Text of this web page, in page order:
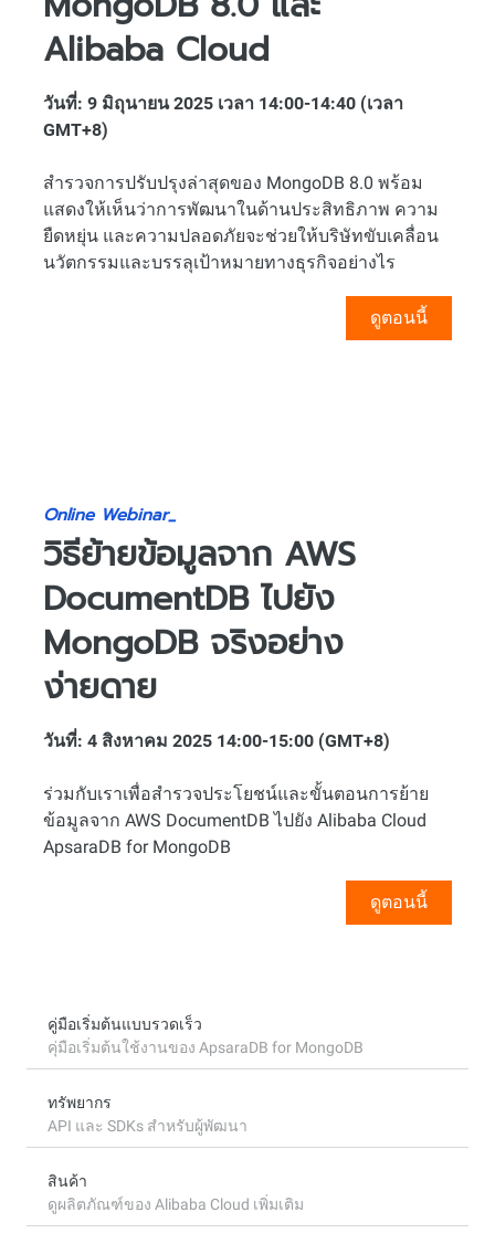
Alibaba Cloud
วันที่: 9 มิถุนายน 2025 เวลา 14:00-14:40 (เวลา
GMT+8)
สำรวจการปรับปรุงล่าสุดของ MongoDB 8.0 พร้อม
แสดงให้เห็นว่าการพัฒนาในด้านประสิทธิภาพ ความ
ยืดหยุ่น และความปลอดภัยจะช่วยให้บริษัทขับเคลื่อน
นวัตกรรมและบรรลุเป้าหมายทางธุรกิจอย่างไร
ดูตอนนี้
Online Webinar_
วิธีย้ายข้อมูลจาก AWS
DocumentDB ไปยัง
MongoDB จริงอย่าง
ง่ายดาย
วันที่: 4 สิงหาคม 2025 14:00-15:00 (GMT+8)
ร่วมกับเราเพื่อสำรวจประโยชน์และขั้นตอนการย้าย
ข้อมูลจาก AWS DocumentDB ไปยัง Alibaba Cloud
ApsaraDB for MongoDB
ดูตอนนี้
คู่มือเริ่มต้นแบบรวดเร็ว
คุ่มือเริ่มต้นใช้งานของ ApsaraDB for MongoDB
ทรัพยากร
API และ SDKs สำหรับผู้พัฒนา
สินค้า
ดูผลิตภัณฑ์ของ Alibaba Cloud เพิ่มเติม